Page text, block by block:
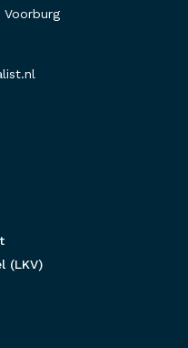
Voorburg
(LKV)